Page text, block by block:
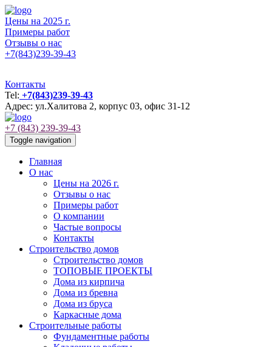
Цены на 2025 г.
Примеры работ
Отзывы о нас
+7(843)239-39-43
Контакты
Tel: +7(843)239-39-43
Адрес: ул.Халитова 2, корпус 03, офис 31-12
+7 (843) 239-39-43
Toggle navigation
Главная
О нас
Цены на 2026 г.
Отзывы о нас
Примеры работ
О компании
Частые вопросы
Контакты
Строительство домов
Строительство домов
ТОПОВЫЕ ПРОЕКТЫ
Дома из кирпича
Дома из бревна
Дома из бруса
Каркасные дома
Строительные работы
Фундаментные работы